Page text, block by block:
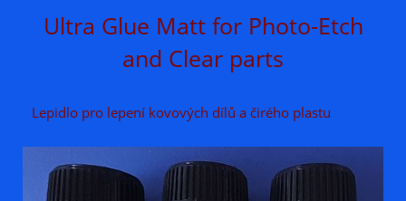
Ultra Glue Matt for Photo-Etch
and Clear parts
Lepidlo pro lepení kovových dílů a čirého plastu